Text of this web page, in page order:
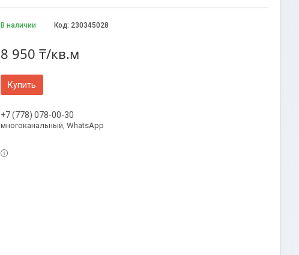
В наличии Код: 230345028
8 950 ₸/кв.м
Купить
+7 (778) 078-00-30
многоканальный, WhatsApp